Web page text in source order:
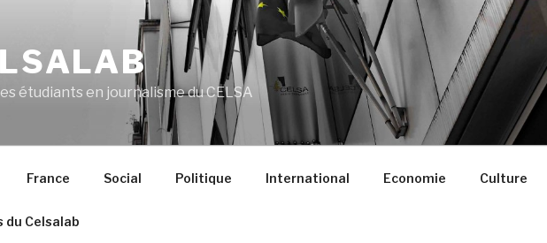
étudiants en journalisme du CELSA
France Social Politique International Economie Culture
du Celsalab